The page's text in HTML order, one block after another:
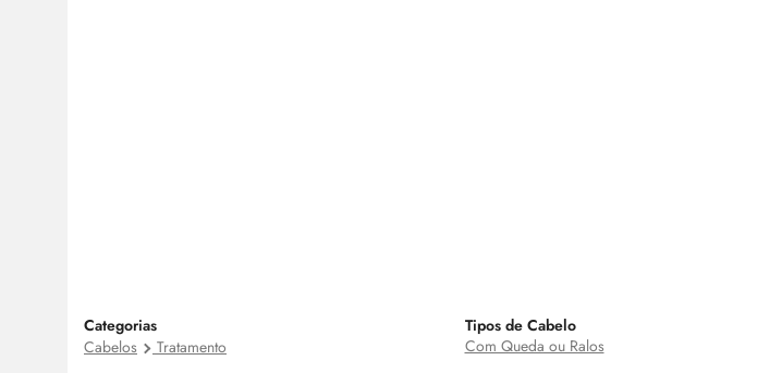
Categorias
Cabelos
Tratamento
Tipos de Cabelo
Com Queda ou Ralos